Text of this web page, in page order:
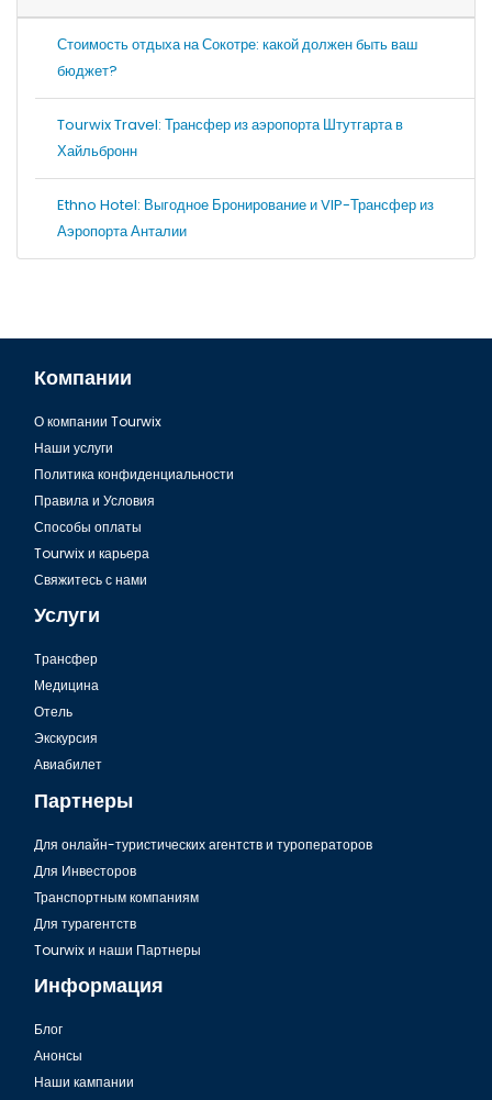
Стоимость отдыха на Сокотре: какой должен быть ваш
бюджет?
Tourwix Travel: Трансфер из аэропорта Штутгарта в
Хайльбронн
Ethno Hotel: Выгодное Бронирование и VIP-Трансфер из
Аэропорта Анталии
Компании
О компании Tourwix
Наши услуги
Политика конфиденциальности
Правила и Условия
Способы оплаты
Tourwix и карьера
Свяжитесь с нами
Услуги
Tрансфер
Медицина
Отель
Экскурсия
Авиабилет
Партнеры
Для онлайн-туристических агентств и туроператоров
Для Инвесторов
Транспортным компаниям
Для турагентств
Tourwix и наши Партнеры
Информация
Блог
Анонсы
Наши кампании